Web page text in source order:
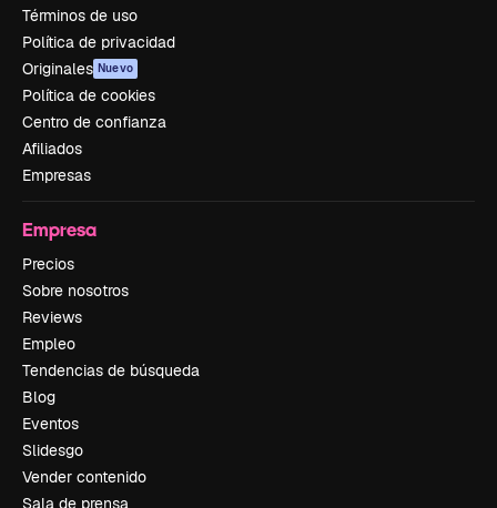
Términos de uso
Política de privacidad
Originales Nuevo
Política de cookies
Centro de confianza
Afiliados
Empresas
Empresa
Precios
Sobre nosotros
Reviews
Empleo
Tendencias de búsqueda
Blog
Eventos
Slidesgo
Vender contenido
Sala de prensa